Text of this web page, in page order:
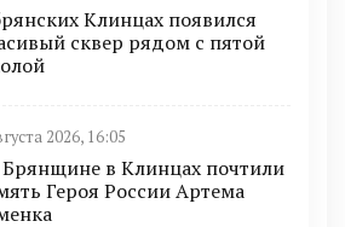
Клинцах появился
сквер рядом с пятой
2026, 16:05
в Клинцах почтили
Героя России Артема